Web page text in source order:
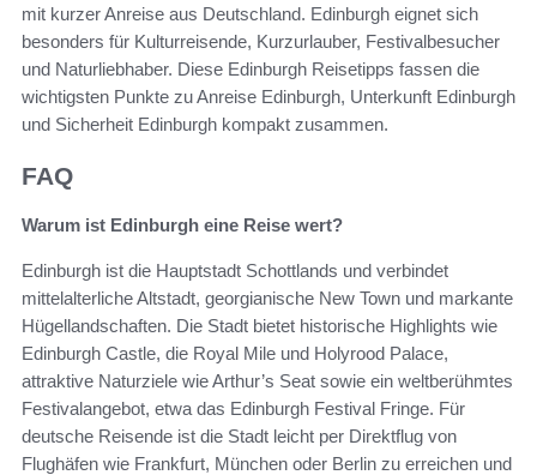
mit kurzer Anreise aus Deutschland. Edinburgh eignet sich
besonders für Kulturreisende, Kurzurlauber, Festivalbesucher
und Naturliebhaber. Diese Edinburgh Reisetipps fassen die
wichtigsten Punkte zu Anreise Edinburgh, Unterkunft Edinburgh
und Sicherheit Edinburgh kompakt zusammen.
FAQ
Warum ist Edinburgh eine Reise wert?
Edinburgh ist die Hauptstadt Schottlands und verbindet
mittelalterliche Altstadt, georgianische New Town und markante
Hügellandschaften. Die Stadt bietet historische Highlights wie
Edinburgh Castle, die Royal Mile und Holyrood Palace,
attraktive Naturziele wie Arthur’s Seat sowie ein weltberühmtes
Festivalangebot, etwa das Edinburgh Festival Fringe. Für
deutsche Reisende ist die Stadt leicht per Direktflug von
Flughäfen wie Frankfurt, München oder Berlin zu erreichen und